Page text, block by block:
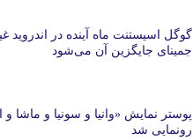
گوگل اسیستنت ماه آینده در اندروید
جمینای جایگزین آن می‌شود
پوستر نمایش «وانیا و سونیا و ماشا و
رونمایی شد